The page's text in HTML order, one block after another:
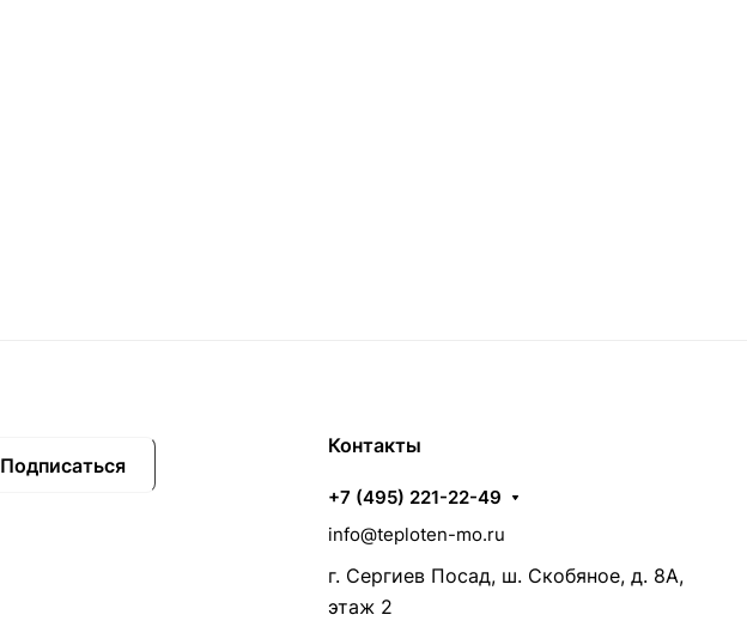
Подписаться
Контакты
+7 (495) 221-22-49
info@teploten-mo.ru
г. Сергиев Посад, ш. Скобяное, д. 8А,
этаж 2